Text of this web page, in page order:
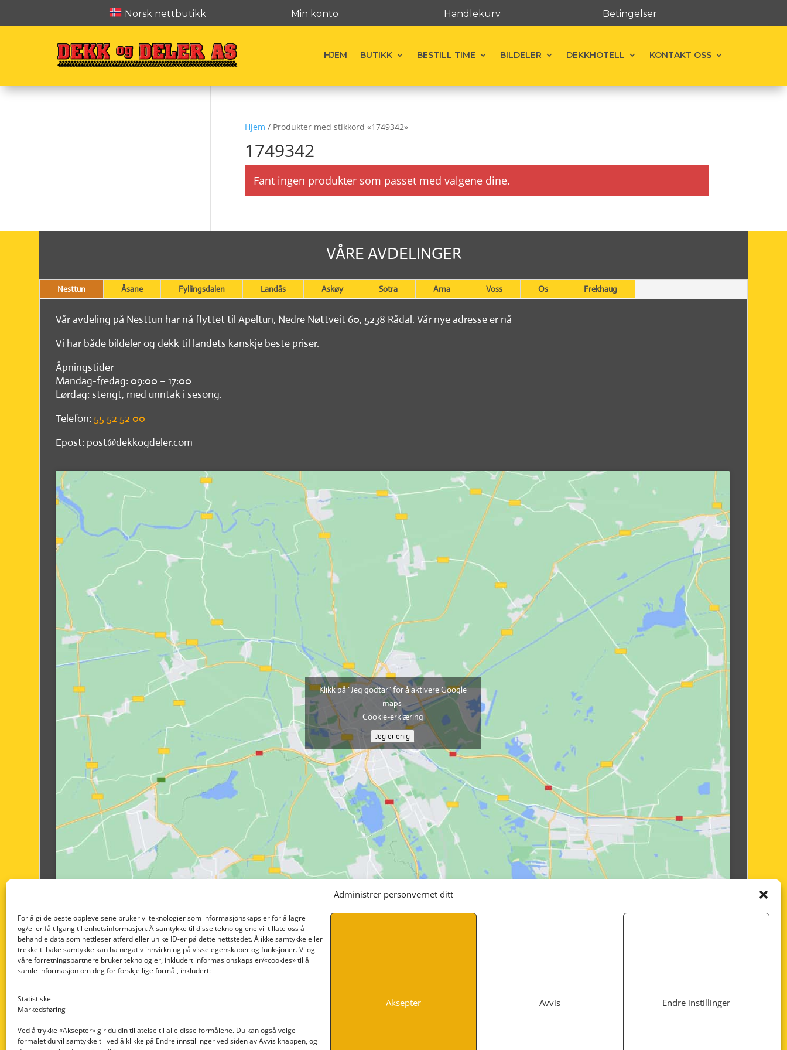
Administrer personvernet ditt
For å gi de beste opplevelsene bruker vi teknologier som informasjonskapsler for å lagre
og/eller få tilgang til enhetsinformasjon. Å samtykke til disse teknologiene vil tillate oss å
behandle data som nettleser atferd eller unike ID-er på dette nettstedet. Å ikke samtykke eller
trekke tilbake samtykke kan ha negativ innvirkning på visse egenskaper og funksjoner. Vi og
våre forretningspartnere bruker teknologier, inkludert informasjonskapsler/«cookies» til å
samle informasjon om deg for forskjellige formål, inkludert:
Statistiske
Markedsføring
Ved å trykke «Aksepter» gir du din tillatelse til alle disse formålene. Du kan også velge
formålet du vil samtykke til ved å klikke på Endre innstillinger ved siden av Avvis knappen, og
Aksepter Avvis Endre instillinger
Norsk nettbutikk Min konto Handlekurv Betingelser
HJEM BUTIKK BESTILL TIME BILDELER DEKKHOTELL KONTAKT OSS
Hjem / Produkter med stikkord «1749342»
1749342
Fant ingen produkter som passet med valgene dine.
VÅRE AVDELINGER
Nesttun Åsane Fyllingsdalen Landås Askøy Sotra Arna Voss Os Frekhaug
Vår avdeling på Nesttun har nå flyttet til Apeltun, Nedre Nøttveit 60, 5238 Rådal. Vår nye adresse er nå
Vi har både bildeler og dekk til landets kanskje beste priser.
Åpningstider
Mandag-fredag: 09:00 – 17:00
Lørdag: stengt, med unntak i sesong.
Telefon: 55 52 52 00
Epost: post@dekkogdeler.com
Klikk på "Jeg godtar" for å aktivere Google
maps
Cookie-erklæring
Jeg er enig
Nedre Nøttveit 60, 5238 Rådal
INFORMASJON